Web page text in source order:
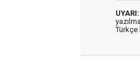
UYARI:
Türkçe